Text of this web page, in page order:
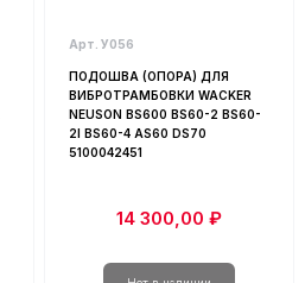
Арт. У056
ПОДОШВА (ОПОРА) ДЛЯ
ВИБРОТРАМБОВКИ WACKER
NEUSON BS600 BS60-2 BS60-
2I BS60-4 AS60 DS70
5100042451
14 300,00 ₽